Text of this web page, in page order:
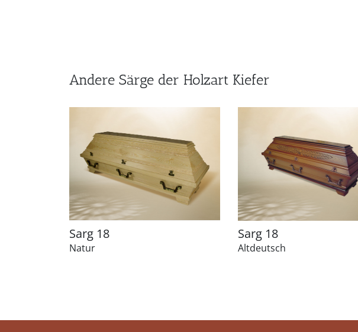
Andere Särge der Holzart Kiefer
Sarg 18
Natur
Sarg 18
Altdeutsch